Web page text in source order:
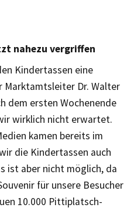
nahezu vergriffen
Kindertassen eine
Marktamtsleiter Dr. Walter
dem ersten Wochenende
wirklich nicht erwartet.
kamen bereits im
die Kindertassen auch
ist aber nicht möglich, da
für unsere Besucher
10.000 Pittiplatsch-